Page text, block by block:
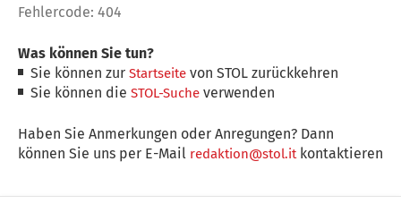
Fehlercode: 404
Was können Sie tun?
Sie können zurStartseite von STOL zurückkehren
Sie können dieSTOL-Suche verwenden
Haben Sie Anmerkungen oder Anregungen? Dann
können Sie uns per E-Mail redaktion@stol.itkontaktieren